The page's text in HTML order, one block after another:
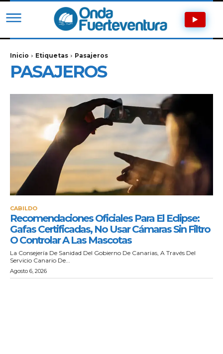
Inicio Etiquetas Pasajeros
PASAJEROS
CABILDO
Recomendaciones Oficiales Para El Eclipse:
Gafas Certificadas, No Usar Cámaras Sin Filtro
O Controlar A Las Mascotas
La Consejería De Sanidad Del Gobierno De Canarias, A Través Del
Servicio Canario De...
Agosto 6, 2026